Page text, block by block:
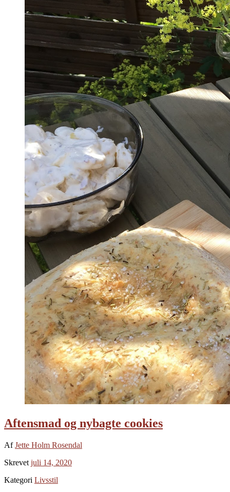
Aftensmad og nybagte cookies
AfJette Holm Rosendal
Skrevet juli 14, 2020
Kategori Livsstil